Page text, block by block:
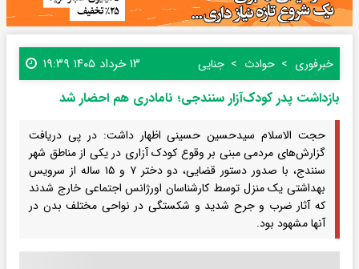
خبرفوری حوادث جنایی ۱۳ خرداد ۱۴۰۵ ۱۹:۳۹
بازداشت پدر کودک‌آزار سنندجی؛ نامادری هم احضار شد
حجت الاسلام سیدحسین حسینی اظهار داشت: در پی دریافت
گزارش‌های مردمی مبنی بر وقوع کودک آزاری در یکی از مناطق شهر
سنندج، با صدور دستور قضایی، دو دختر ۷ و ۱۵ ساله از سرویس
بهداشتی یک منزل توسط کارشناسان اورژانس اجتماعی خارج شدند
که آثار ضرب و جرح شدید و شکستگی در نواحی مختلف بدن در
آنها مشهود بود.